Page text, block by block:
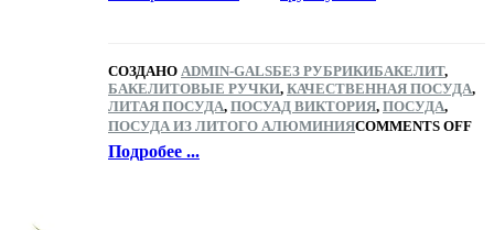
СОЗДАНО ADMIN-GALSБЕЗ РУБРИКИБАКЕЛИТ,
БАКЕЛИТОВЫЕ РУЧКИ, КАЧЕСТВЕННАЯ ПОСУДА,
ЛИТАЯ ПОСУДА, ПОСУАД ВИКТОРИЯ, ПОСУДА,
ПОСУДА ИЗ ЛИТОГО АЛЮМИНИЯCOMMENTS OFF
Подробее ...